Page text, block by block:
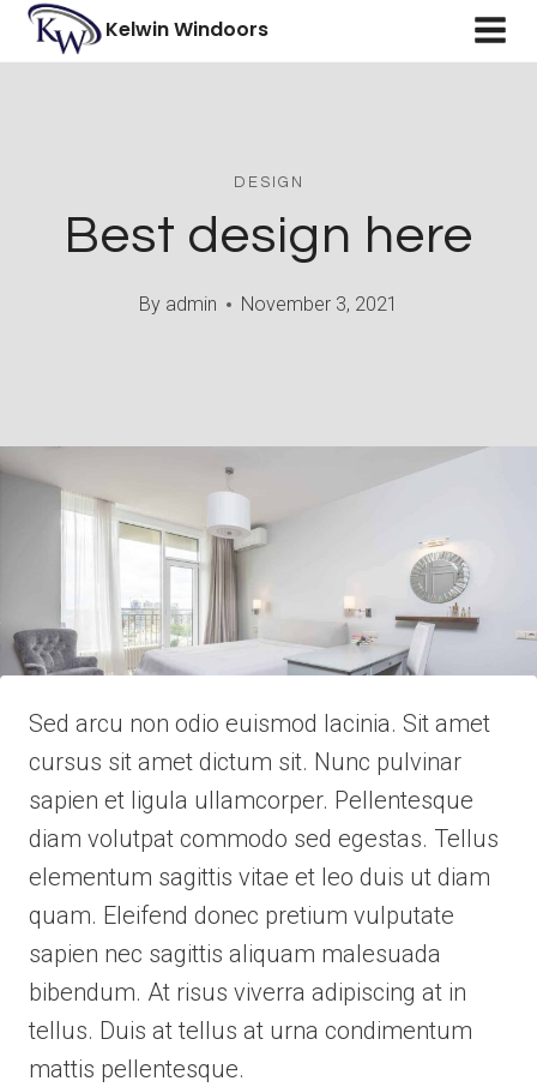
Skip
to
Kelwin Windoors
DESIGN
Best design here
By admin November 3, 2021
Sed arcu non odio euismod lacinia. Sit amet
cursus sit amet dictum sit. Nunc pulvinar
sapien et ligula ullamcorper. Pellentesque
diam volutpat commodo sed egestas. Tellus
elementum sagittis vitae et leo duis ut diam
quam. Eleifend donec pretium vulputate
sapien nec sagittis aliquam malesuada
bibendum. At risus viverra adipiscing at in
tellus. Duis at tellus at urna condimentum
mattis pellentesque.